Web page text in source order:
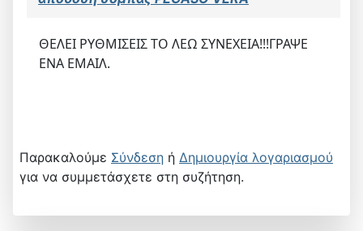
ΘΕΛΕΙ ΡΥΘΜΙΣΕΙΣ ΤΟ ΛΕΩ ΣΥΝΕΧΕΙΑ!!!ΓΡΑΨΕ
ΕΝΑ ΕΜΑΙΛ.
Παρακαλούμε Σύνδεση ή Δημιουργία λογαριασμού
για να συμμετάσχετε στη συζήτηση.